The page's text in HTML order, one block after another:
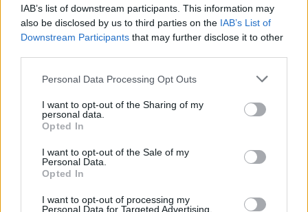
IAB’s list of downstream participants. This information may
also be disclosed by us to third parties on the IAB’s List of
Downstream Participants that may further disclose it to other
Personal Data Processing Opt Outs
I want to opt-out of the Sharing of my
personal data.
Opted In
I want to opt-out of the Sale of my
Personal Data.
Opted In
I want to opt-out of processing my
Personal Data for Targeted Advertising.
Covilhã: Especialista aponta investimento estrangeiro e
valorização imobiliária como motores do crescimento da
Beira Interior
FUNCEX para “reforçar inteligência sobre comércio
Esposende acolhe festival de kitesurf